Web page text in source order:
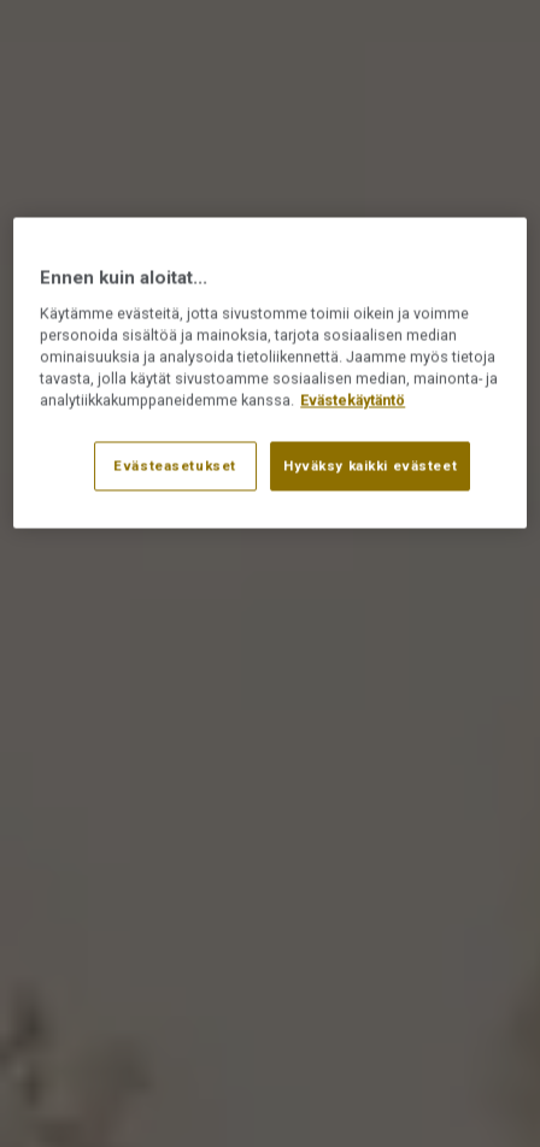
Ennen kuin aloitat...
Käytämme evästeitä, jotta sivustomme toimii oikein ja voimme
personoida sisältöä ja mainoksia, tarjota sosiaalisen median
ominaisuuksia ja analysoida tietoliikennettä. Jaamme myös tietoja
tavasta, jolla käytät sivustoamme sosiaalisen median, mainonta- ja
analytiikkakumppaneidemme kanssa. Evästekäytäntö
Evästeasetukset Hyväksy kaikki evästeet